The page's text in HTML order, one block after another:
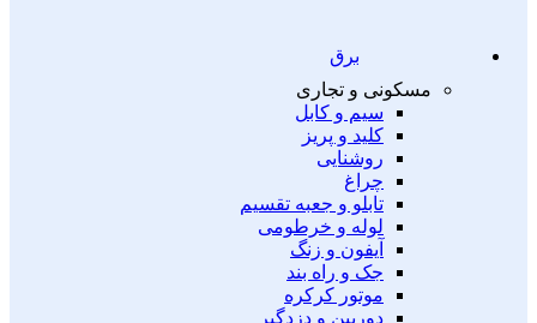
برق
مسکونی و تجاری
سیم و کابل
کلید و پریز
روشنایی
چراغ
تابلو و جعبه تقسیم
لوله و خرطومی
آیفون و زنگ
جک و راه بند
موتور کرکره
دوربین و دزدگیر